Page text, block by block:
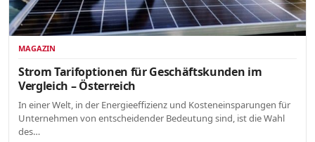
MAGAZIN
Strom Tarifoptionen für Geschäftskunden im
Vergleich – Österreich
In einer Welt, in der Energieeffizienz und Kosteneinsparungen für
Unternehmen von entscheidender Bedeutung sind, ist die Wahl
des…